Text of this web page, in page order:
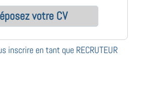
votre CV
inscrire en tant que RECRUTEUR